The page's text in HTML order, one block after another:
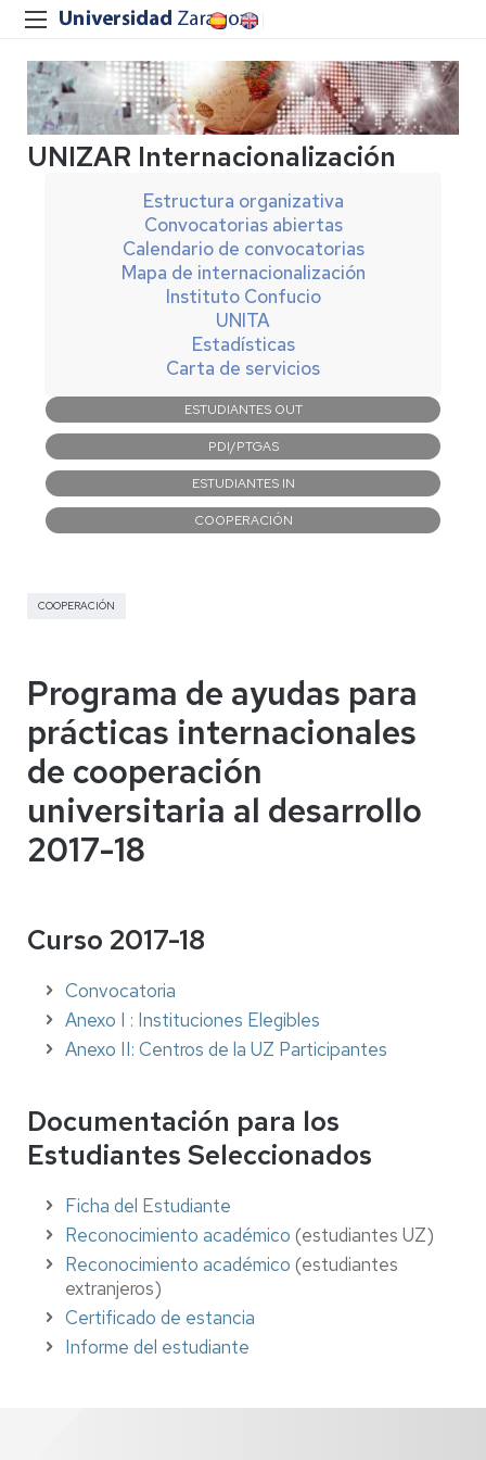
UNIZAR Internacionalización
Estructura organizativa
Convocatorias abiertas
Calendario de convocatorias
Mapa de internacionalización
Instituto Confucio
UNITA
Estadísticas
Carta de servicios
Navegación
principal
ESTUDIANTES OUT
PDI/PTGAS
ESTUDIANTES IN
COOPERACIÓN
COOPERACIÓN
Programa de ayudas para
prácticas internacionales
de cooperación
universitaria al desarrollo
2017-18
Curso 2017-18
Convocatoria
Anexo I : Instituciones Elegibles
Anexo II: Centros de la UZ Participantes
Documentación para los
Estudiantes Seleccionados
Ficha del Estudiante
Reconocimiento académico (estudiantes UZ)
Reconocimiento académico (estudiantes
extranjeros)
Certificado de estancia
Informe del estudiante